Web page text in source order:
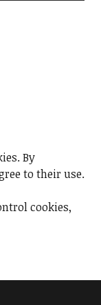
By
to their use.
cookies,